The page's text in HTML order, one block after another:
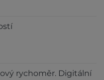
rychoměr. Digitální